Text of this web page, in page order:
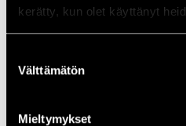
kerätty, kun olet käyttänyt
valinta
Välttämätön
Mieltymykset
•Moottorihuolto:
Sopii
harrastajille